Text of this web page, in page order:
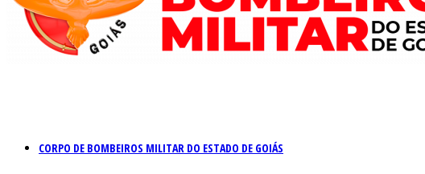
CORPO DE BOMBEIROS MILITAR DO ESTADO DE GOIÁS